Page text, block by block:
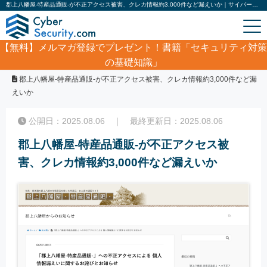
【無料】
メルマガ登録でプレゼント！書籍「セキュリティ対策
の基礎知識」
サイバーセキュリティ・情報漏洩ニュース
郡上八幡屋-特産品通販-が不正アクセス被害、クレカ情報約3,000件など漏
えいか
公開日：2025.08.06 ｜ 最終更新日：2025.08.06
郡上八幡屋-特産品通販-が不正アクセス被
害、クレカ情報約3,000件など漏えいか